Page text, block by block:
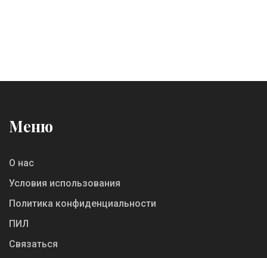
Меню
О нас
Условия использования
Политика конфиденциальности
ПИЛ
Связаться